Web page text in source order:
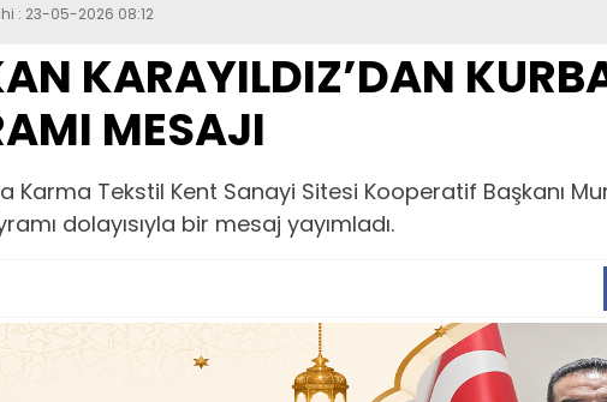
: 23-05-2026 08:12
KARAYILDIZ’DAN
MESAJI
Karma Tekstil Kent Sanayi Sitesi Kooperatif Başkanı
dolayısıyla bir mesaj yayımladı.